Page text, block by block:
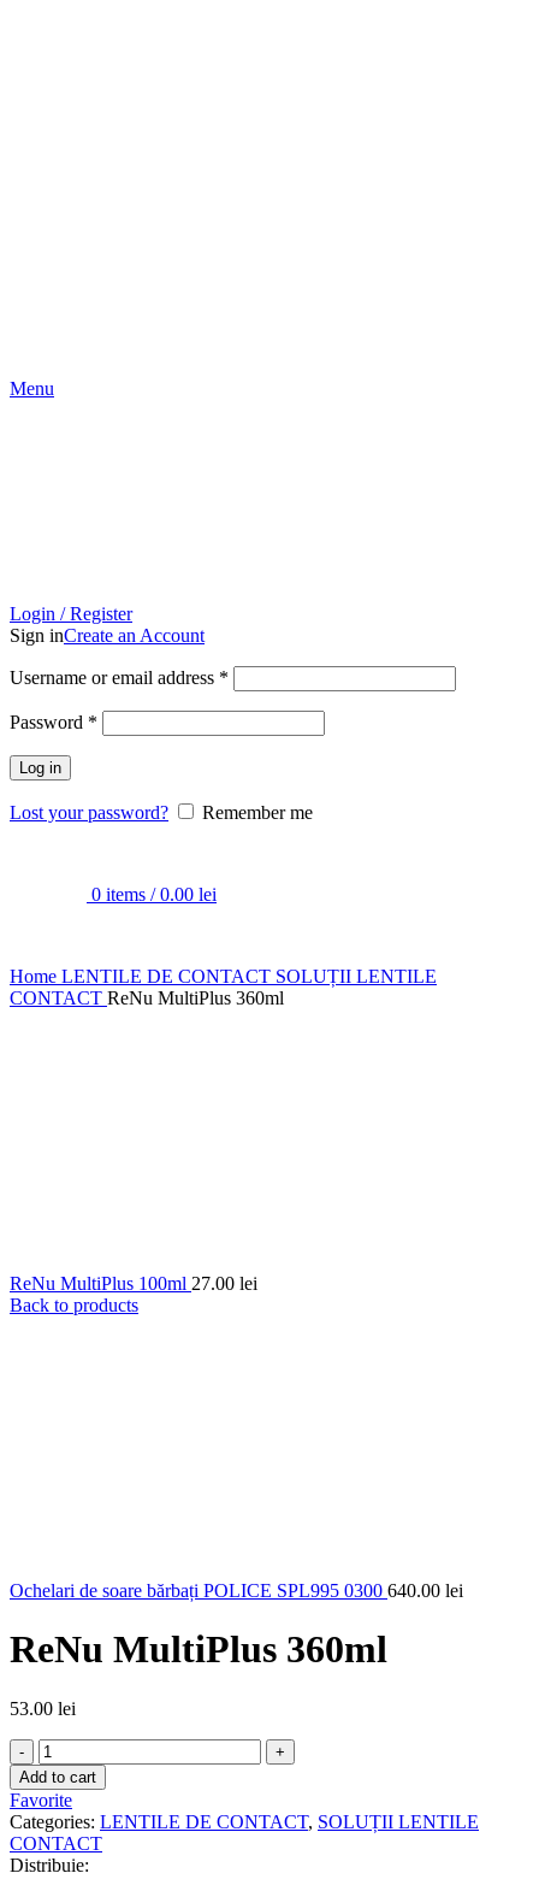
Menu
Login / Register
Sign inCreate an Account
Username or email address *
Password *
Log in
Lost your password? Remember me
0 items / 0.00 lei
Home LENTILE DE CONTACT SOLUȚII LENTILE
CONTACT ReNu MultiPlus 360ml
ReNu MultiPlus 100ml 27.00 lei
Back to products
Ochelari de soare bărbați POLICE SPL995 0300 640.00 lei
ReNu MultiPlus 360ml
53.00 lei
ReNu
MultiPlus
360ml
quantity
Add to cart
Favorite
Categories: LENTILE DE CONTACT, SOLUȚII LENTILE
CONTACT
Distribuie: